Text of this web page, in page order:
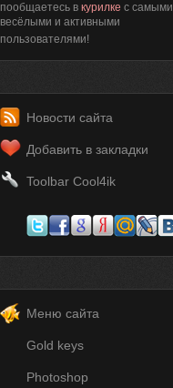
пообщаетесь в курилке с самыми
весёлыми и активными
пользователями!
Новости сайта
Добавить в закладки
Toolbar Cool4ik
Меню сайта
Gold keys
Photoshop